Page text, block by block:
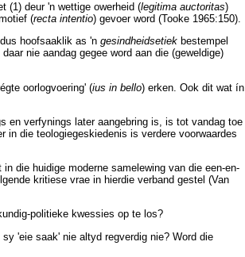
(1) deur 'n wettige owerheid (legitima auctoritas)
(recta intentio) gevoer word (Tooke 1965:150).
hoofsaaklik as 'n gesindheidsetiek bestempel
nie aandag gegee word aan die (geweldige)
oorlogvoering' (ius in bello) erken. Ook dit wat ín
en verfynings later aangebring is, is tot vandag toe
in die teologiegeskiedenis is verdere voorwaardes
die huidige moderne samelewing van die een-en-
kritiese vrae in hierdie verband gestel (Van
politieke kwessies op te los?
'eie saak' nie altyd regverdig nie? Word die